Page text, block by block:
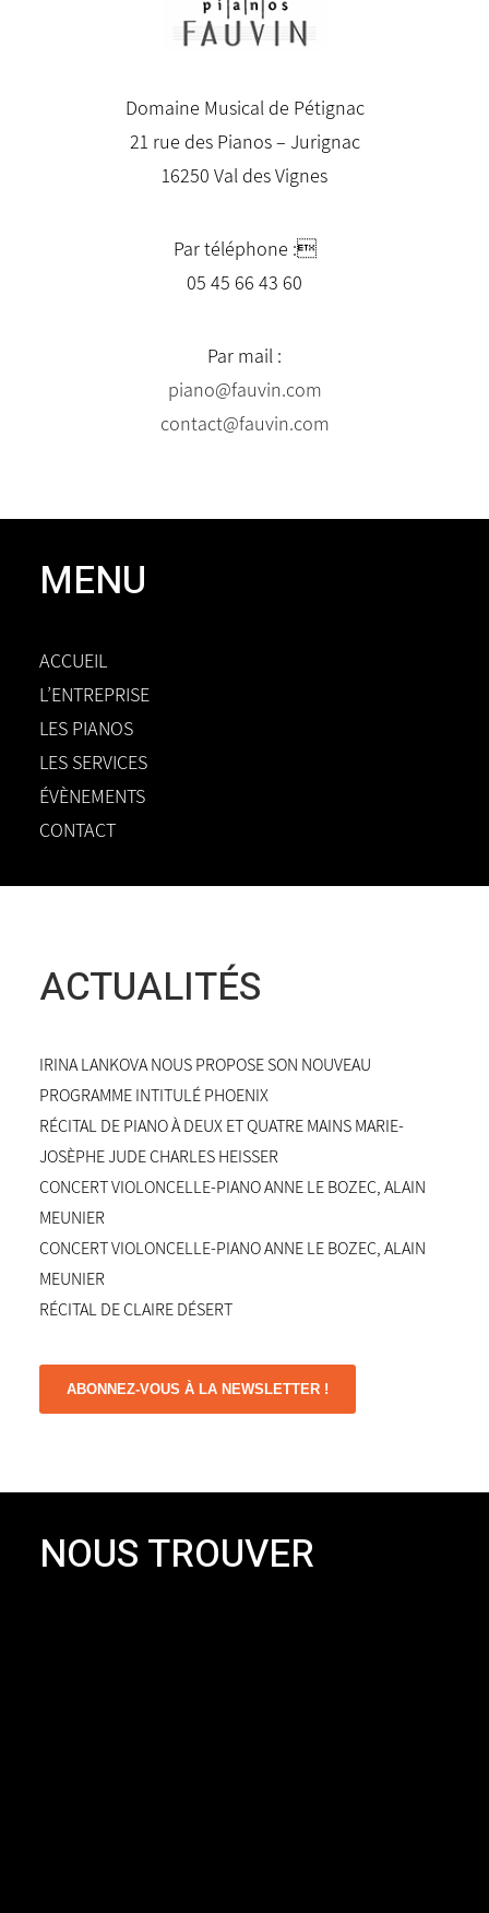
Domaine Musical de Pétignac
21 rue des Pianos – Jurignac
16250 Val des Vignes
Par téléphone :
05 45 66 43 60
Par mail :
piano@fauvin.com
contact@fauvin.com
MENU
ACCUEIL
L’ENTREPRISE
LES PIANOS
LES SERVICES
ÉVÈNEMENTS
CONTACT
ACTUALITÉS
IRINA LANKOVA NOUS PROPOSE SON NOUVEAU
PROGRAMME INTITULÉ PHOENIX
RÉCITAL DE PIANO À DEUX ET QUATRE MAINS MARIE-
JOSÈPHE JUDE CHARLES HEISSER
CONCERT VIOLONCELLE-PIANO ANNE LE BOZEC, ALAIN
MEUNIER
CONCERT VIOLONCELLE-PIANO ANNE LE BOZEC, ALAIN
MEUNIER
RÉCITAL DE CLAIRE DÉSERT
ABONNEZ-VOUS À LA NEWSLETTER !
NOUS TROUVER